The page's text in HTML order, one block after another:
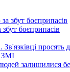
боєприпасів
просять
ЗМІ
залишилися